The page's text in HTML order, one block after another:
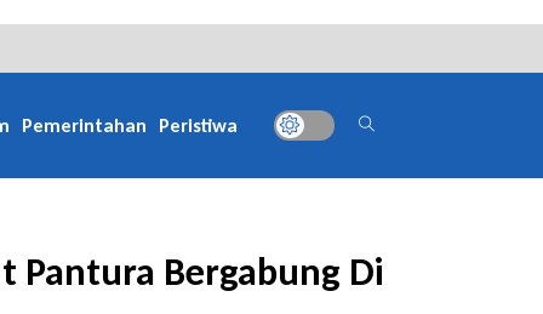
Pemerintahan Peristiwa
Pantura Bergabung Di